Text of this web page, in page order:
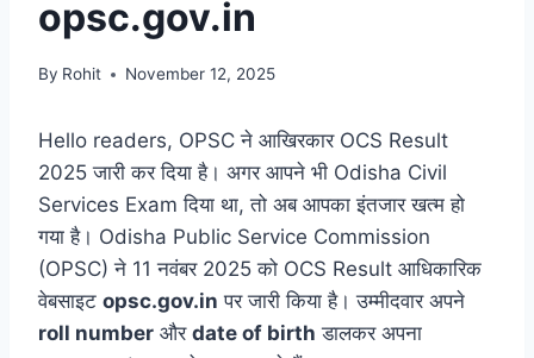
opsc.gov.in
By Rohit November 12, 2025
Hello readers, OPSC ने आखिरकार OCS Result
2025 जारी कर दिया है। अगर आपने भी Odisha Civil
Services Exam दिया था, तो अब आपका इंतजार खत्म हो
गया है। Odisha Public Service Commission
(OPSC) ने 11 नवंबर 2025 को OCS Result आधिकारिक
वेबसाइट opsc.gov.in पर जारी किया है। उम्मीदवार अपने
roll number और date of birth डालकर अपना